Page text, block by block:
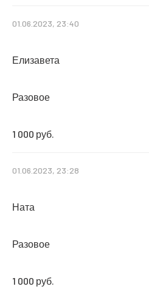
01.06.2023, 23:40
Елизавета
Разовое
1 000 руб.
01.06.2023, 23:28
Ната
Разовое
1 000 руб.